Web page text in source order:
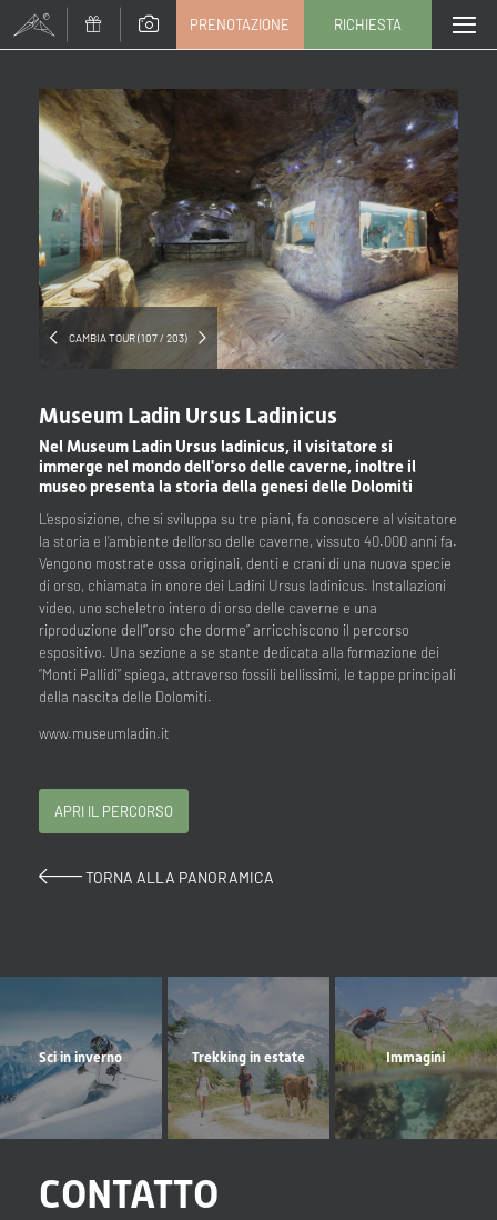
PRENOTAZIONE RICHIESTA
CAMBIA TOUR (107 / 203)
Museum Ladin Ursus Ladinicus
Nel Museum Ladin Ursus ladinicus, il visitatore si
immerge nel mondo dell'orso delle caverne, inoltre il
museo presenta la storia della genesi delle Dolomiti
L’esposizione, che si sviluppa su tre piani, fa conoscere al visitatore
la storia e l’ambiente dell’orso delle caverne, vissuto 40.000 anni fa.
Vengono mostrate ossa originali, denti e crani di una nuova specie
di orso, chiamata in onore dei Ladini Ursus ladinicus. Installazioni
video, uno scheletro intero di orso delle caverne e una
riproduzione dell’”orso che dorme” arricchiscono il percorso
espositivo. Una sezione a se stante dedicata alla formazione dei
“Monti Pallidi” spiega, attraverso fossili bellissimi, le tappe principali
della nascita delle Dolomiti.
www.museumladin.it
APRI IL PERCORSO
TORNA ALLA PANORAMICA
Sci in inverno Trekking in estate Immagini
CONTATTO
Titolo
Famiglia Signor Signora
Nome Cognome*
E-mail*
*campi obbligatori
Invia